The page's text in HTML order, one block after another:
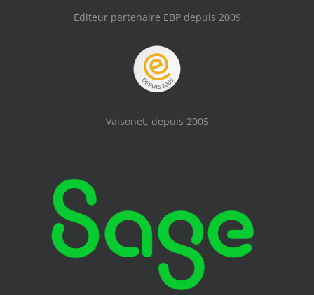
Editeur partenaire EBP depuis 2009
Vaisonet, depuis 2005